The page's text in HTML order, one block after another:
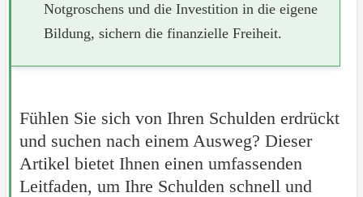
Notgroschens und die Investition in die eigene
Bildung, sichern die finanzielle Freiheit.
Fühlen Sie sich von Ihren Schulden erdrückt
und suchen nach einem Ausweg? Dieser
Artikel bietet Ihnen einen umfassenden
Leitfaden, um Ihre Schulden schnell und